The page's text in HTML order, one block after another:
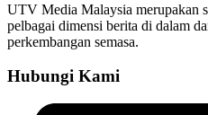
UTV Media Malaysia merupakan
pelbagai dimensi berita di dalam
perkembangan semasa.
Hubungi Kami